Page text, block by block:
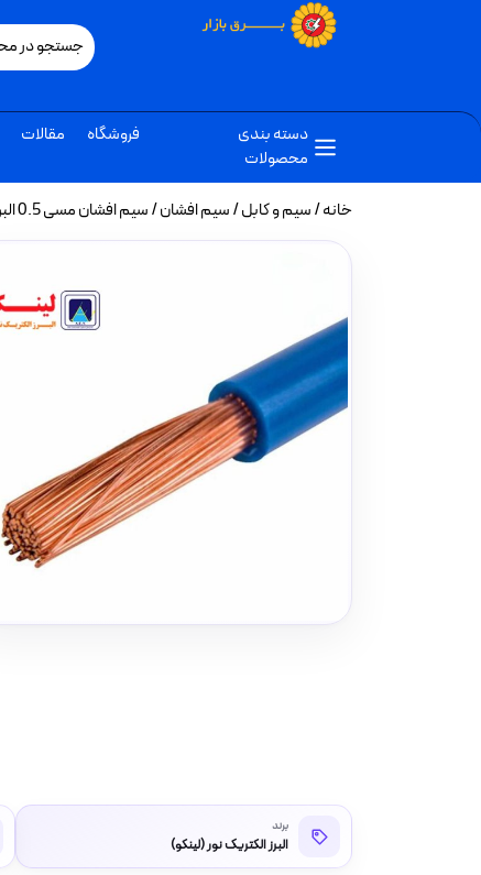
دسته بندی
محصولات
فروشگاه مقالات
خانه/سیم و کابل/سیم افشان/ سیم افشان مسی 0.5 البرز الکتریک نور لینکو
برند
البرز الکتریک نور (لینکو)